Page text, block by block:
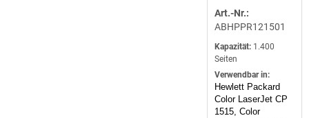
Art.-Nr.:
ABHPPR121501
Kapazität: 1.400
Seiten
Verwendbar in:
Hewlett Packard
Color LaserJet CP
1515, Color